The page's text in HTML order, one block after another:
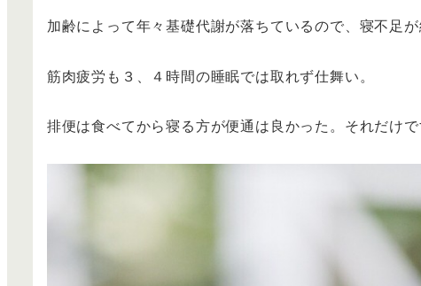
加齢によって年々基礎代謝が落ちているので、寝不足
筋肉疲労も３、４時間の睡眠では取れず仕舞い。
排便は食べてから寝る方が便通は良かった。それだけで